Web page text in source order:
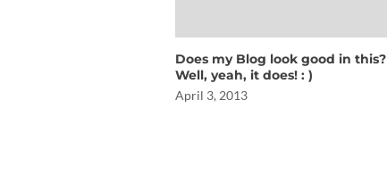
Does my Blog look good in this?
Well, yeah, it does! : )
April 3, 2013